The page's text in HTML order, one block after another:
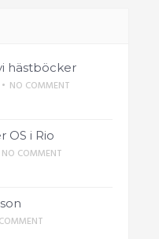
hästböcker
• NO COMMENT
OS i Rio
NO COMMENT